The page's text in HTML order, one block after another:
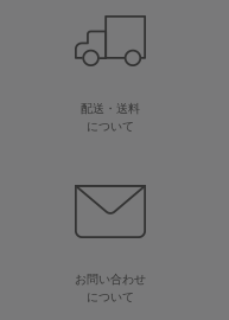
配送・送料
について
お問い合わせ
について